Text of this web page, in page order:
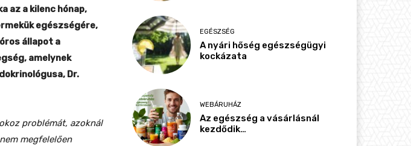
az a kilenc hónap,
egészségére,
állapot a
amelynek
Dr.
problémát, azoknál
megfelelően
EGÉSZSÉG
A nyári hőség egészségügyi
kockázata
WEBÁRUHÁZ
Az egészség a vásárlásnál
kezdődik…